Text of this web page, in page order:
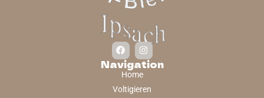
Navigation
Home
Voltigieren